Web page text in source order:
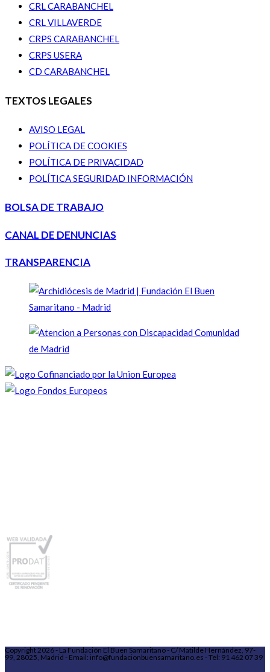
CRL CARABANCHEL
CRL VILLAVERDE
CRPS CARABANCHEL
CRPS USERA
CD CARABANCHEL
TEXTOS LEGALES
AVISO LEGAL
POLÍTICA DE COOKIES
POLÍTICA DE PRIVACIDAD
POLÍTICA SEGURIDAD INFORMACIÓN
BOLSA DE TRABAJO
CANAL DE DENUNCIAS
TRANSPARENCIA
Copyright 2026 - La Fundación El Buen Samaritano - C/ Matilde Hernández, 97-
99, 28025, Madrid - Email: info@fundacionbuensamaritano.es - Tel: 91 462 07 39